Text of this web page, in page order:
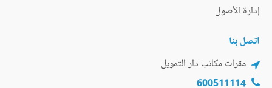
إدارة الأصول
اتصل بنا
مقرات مكاتب دار التمويل
600511114